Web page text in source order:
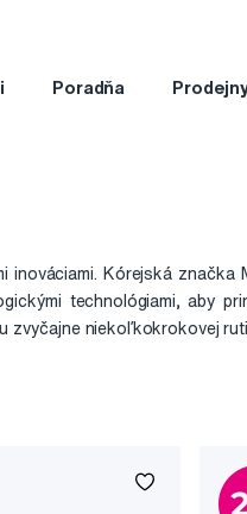
Poradňa
inováciami. Kórejská značka
technológiami, aby
zvyčajne niekoľkokrokovej
kvality pleti.
o pleť nie je len